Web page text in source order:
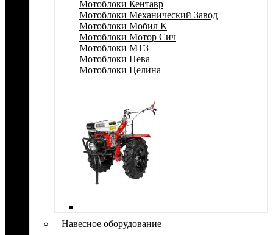
Мотоблоки Кентавр
Мотоблоки Механический Завод
Мотоблоки Мобил К
Мотоблоки Мотор Сич
Мотоблоки МТЗ
Мотоблоки Нева
Мотоблоки Целина
Навесное оборудование